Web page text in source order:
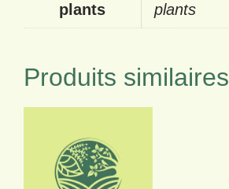
plants
plants
Produits similaires